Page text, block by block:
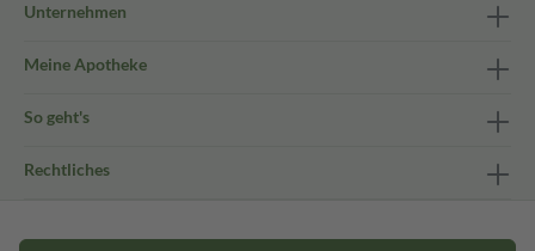
Unternehmen
Meine Apotheke
So geht's
Rechtliches